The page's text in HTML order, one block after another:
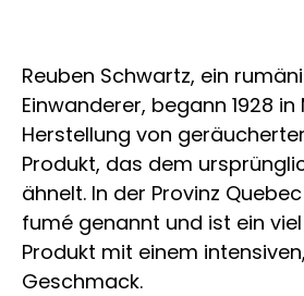
Reuben Schwartz, ein
Einwanderer, begann 1928
Herstellung von
Produkt, das dem
ähnelt. In der Provinz
fumé genannt und ist ein
Produkt mit einem
Geschmack.